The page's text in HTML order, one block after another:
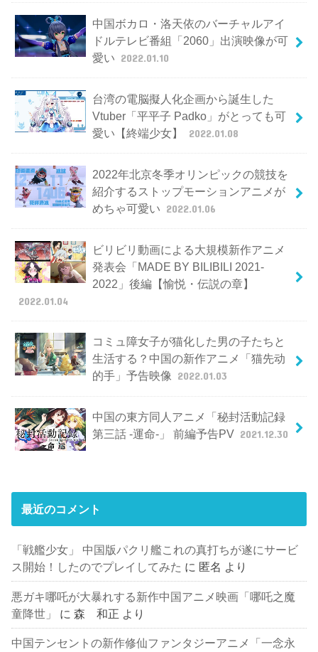
中国ボカロ・洛天依のバーチャルアイ
ドルテレビ番組「2060」出演映像が可
愛い 2022.01.10
台湾の電脳擬人化企画から誕生した
Vtuber「平平子 Padko」がとっても可
愛い【終端少女】
2022.01.08
2022年北京冬季オリンピックの競技を
紹介するストップモーションアニメが
めちゃ可愛い 2022.01.06
ビリビリ動画による大規模新作アニメ
発表会「MADE BY BILIBILI 2021-
2022」後編【愉悦・伝説の章】
2022.01.04
コミュ障女子が猫化した男の子たちと
生活する？中国の新作アニメ「猫先动
的手」予告映像
2022.01.03
中国の東方同人アニメ「秘封活動記録
第三話 -運命-」 前編予告PV 2021.12.30
最近のコメント
「戦艦少女」 中国版パクリ艦これの真打ちが遂にサービ
ス開始！したのでプレイしてみた に 匿名 より
悪ガキ哪吒が大暴れする新作中国アニメ映画「哪吒之魔
童降世」
に森 和正 より
中国テンセントの新作修仙ファンタジーアニメ「一念永